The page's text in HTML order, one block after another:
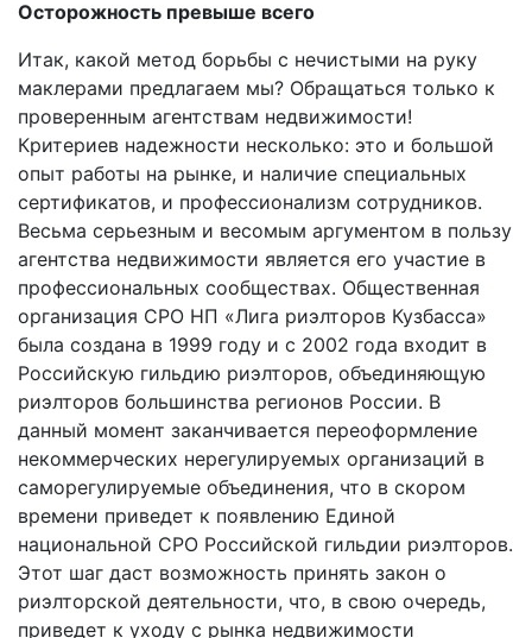
Осторожность превыше всего
Итак, какой метод борьбы с нечистыми на руку
маклерами предлагаем мы? Обращаться только к
проверенным агентствам недвижимости!
Критериев надежности несколько: это и большой
опыт работы на рынке, и наличие специальных
сертификатов, и профессионализм сотрудников.
Весьма серьезным и весомым аргументом в пользу
агентства недвижимости является его участие в
профессиональных сообществах. Общественная
организация СРО НП «Лига риэлторов Кузбасса»
была создана в 1999 году и с 2002 года входит в
Российскую гильдию риэлторов, объединяющую
риэлторов большинства регионов России. В
данный момент заканчивается переоформление
некоммерческих нерегулируемых организаций в
саморегулируемые объединения, что в скором
времени приведет к появлению Единой
национальной СРО Российской гильдии риэлторов.
Этот шаг даст возможность принять закон о
риэлторской деятельности, что, в свою очередь,
приведет к уходу с рынка недвижимости